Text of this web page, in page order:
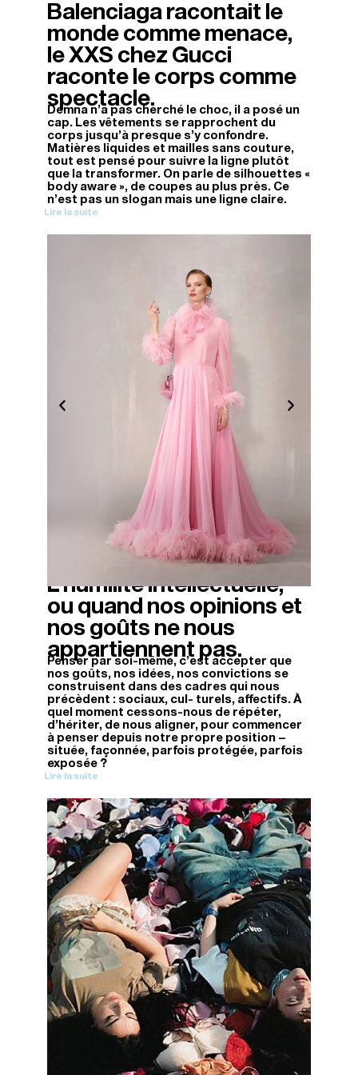
Balenciaga racontait le
monde comme menace,
le XXS chez Gucci
raconte le corps comme
spectacle.
Demna n’a pas cherché le choc, il a posé un
cap. Les vêtements se rapprochent du
corps jusqu’à presque s’y confondre.
Matières liquides et mailles sans couture,
tout est pensé pour suivre la ligne plutôt
que la transformer. On parle de silhouettes «
body aware », de coupes au plus près. Ce
n’est pas un slogan mais une ligne claire.
Lire la suite
L’humilité intellectuelle,
ou quand nos opinions et
nos goûts ne nous
appartiennent pas.
Penser par soi-même, c’est accepter que
nos goûts, nos idées, nos convictions se
construisent dans des cadres qui nous
précèdent : sociaux, cul- turels, affectifs. À
quel moment cessons-nous de répéter,
d’hériter, de nous aligner, pour commencer
à penser depuis notre propre position —
située, façonnée, parfois protégée, parfois
exposée ?
Lire la suite